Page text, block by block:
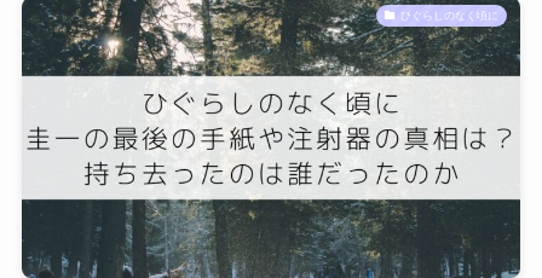
ひぐらしのなく頃に